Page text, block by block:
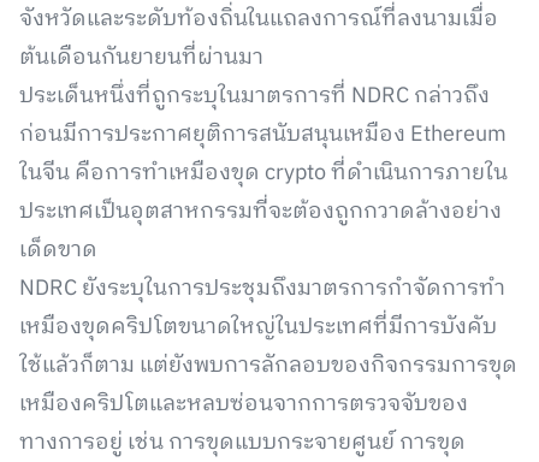
จังหวัดและระดับท้องถิ่นในแถลงการณ์ที่ลงนามเมื่อ
ต้นเดือนกันยายนที่ผ่านมา
ประเด็นหนึ่งที่ถูกระบุในมาตรการที่ NDRC กล่าวถึง
ก่อนมีการประกาศยุติการสนับสนุนเหมือง Ethereum
ในจีน คือการทำเหมืองขุด crypto ที่ดำเนินการภายใน
ประเทศเป็นอุตสาหกรรมที่จะต้องถูกกวาดล้างอย่าง
เด็ดขาด
NDRC ยังระบุในการประชุมถึงมาตรการกำจัดการทำ
เหมืองขุดคริปโตขนาดใหญ่ในประเทศที่มีการบังคับ
ใช้แล้วก็ตาม แต่ยังพบการลักลอบของกิจกรรมการขุด
เหมืองคริปโตและหลบซ่อนจากการตรวจจับของ
ทางการอยู่ เช่น การขุดแบบกระจายศูนย์ การขุด